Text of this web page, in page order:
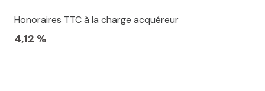
Honoraires TTC à la charge acquéreur
4,12 %